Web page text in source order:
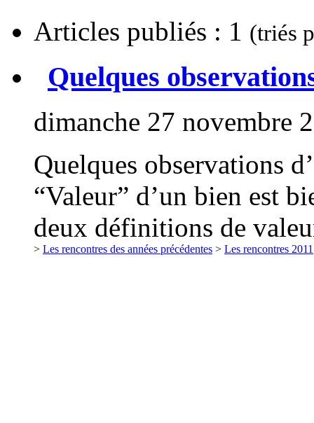
Articles publiés : 1 (triés
Quelques
dimanche 27 novembre
Quelques observations
“Valeur” d’un bien est
deux définitions de
> Les rencontres des années précédentes > Les rencontres 2011